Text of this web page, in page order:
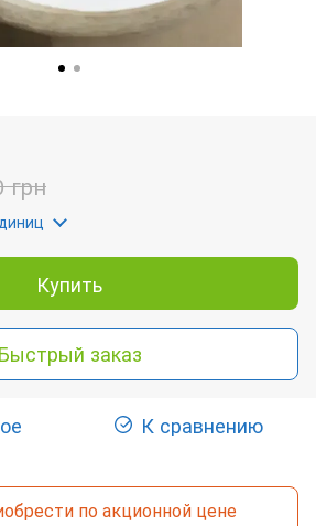
грн
Купить
Быстрый заказ
К сравнению
по акционной цене